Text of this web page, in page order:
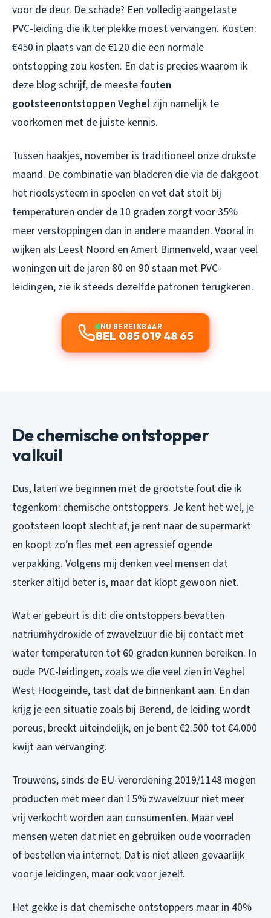
voor de deur. De schade? Een volledig aangetaste
PVC-leiding die ik ter plekke moest vervangen. Kosten:
€450 in plaats van de €120 die een normale
ontstopping zou kosten. En dat is precies waarom ik
deze blog schrijf, de meestefouten
gootsteenontstoppen Veghel zijn namelijk te
voorkomen met de juiste kennis.
Tussen haakjes, november is traditioneel onze drukste
maand. De combinatie van bladeren die via de dakgoot
het rioolsysteem in spoelen en vet dat stolt bij
temperaturen onder de 10 graden zorgt voor 35%
meer verstoppingen dan in andere maanden. Vooral in
wijken als Leest Noord en Amert Binnenveld, waar veel
woningen uit de jaren 80 en 90 staan met PVC-
leidingen, zie ik steeds dezelfde patronen terugkeren.
NU BEREIKBAAR
BEL 085 019 48 65
De chemische ontstopper
valkuil
Dus, laten we beginnen met de grootste fout die ik
tegenkom: chemische ontstoppers. Je kent het wel, je
gootsteen loopt slecht af, je rent naar de supermarkt
en koopt zo’n fles met een agressief ogende
verpakking. Volgens mij denken veel mensen dat
sterker altijd beter is, maar dat klopt gewoon niet.
Wat er gebeurt is dit: die ontstoppers bevatten
natriumhydroxide of zwavelzuur die bij contact met
water temperaturen tot 60 graden kunnen bereiken. In
oude PVC-leidingen, zoals we die veel zien in Veghel
West Hoogeinde, tast dat de binnenkant aan. En dan
krijg je een situatie zoals bij Berend, de leiding wordt
poreus, breekt uiteindelijk, en je bent €2.500 tot €4.000
kwijt aan vervanging.
Trouwens, sinds de EU-verordening 2019/1148 mogen
producten met meer dan 15% zwavelzuur niet meer
vrij verkocht worden aan consumenten. Maar veel
mensen weten dat niet en gebruiken oude voorraden
of bestellen via internet. Dat is niet alleen gevaarlijk
voor je leidingen, maar ook voor jezelf.
Het gekke is dat chemische ontstoppers maar in 40%